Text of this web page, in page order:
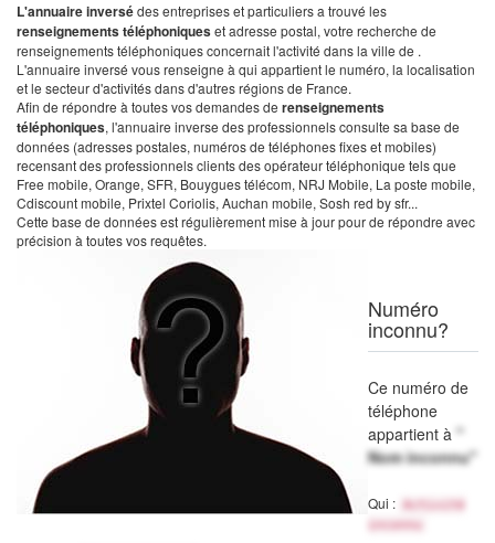
L'annuaire inversédes entreprises et particuliers a trouvé les
renseignements téléphoniqueset adresse postal, votre recherche de
renseignements téléphoniques concernait l'activité dans la ville de .
L'annuaire inversé vous renseigne à qui appartient le numéro, la localisation
et le secteur d'activités dans d'autres régions de France.
Afin de répondre à toutes vos demandes de renseignements
téléphoniques, l'annuaire inverse des professionnels consulte sa base de
données (adresses postales, numéros de téléphones fixes et mobiles)
recensant des professionnels clients des opérateur téléphonique tels que
Free mobile, Orange, SFR, Bouygues télécom, NRJ Mobile, La poste mobile,
Cdiscount mobile, Prixtel Coriolis, Auchan mobile, Sosh red by sfr...
Cette base de données est régulièrement mise à jour pour de répondre avec
précision à toutes vos requêtes.
Numéro
inconnu?
Ce numéro de
téléphone
appartient à "
Nom inconnu"
Qui :
Activité
inconnu